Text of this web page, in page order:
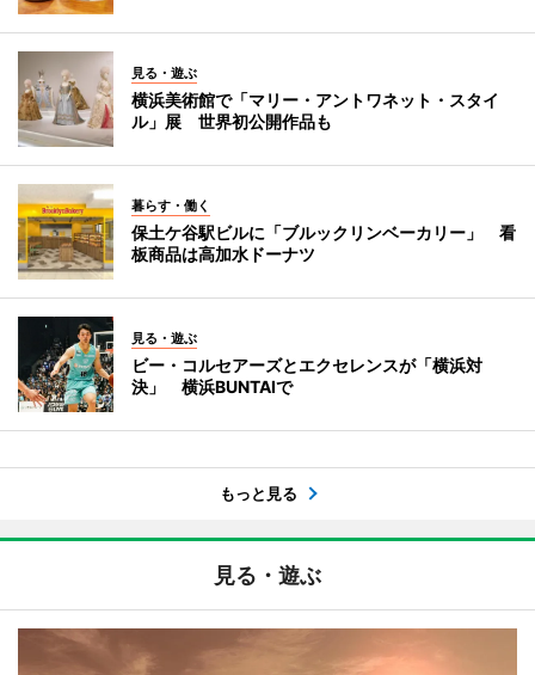
見る・遊ぶ
横浜美術館で「マリー・アントワネット・スタイ
ル」展 世界初公開作品も
暮らす・働く
保土ケ谷駅ビルに「ブルックリンベーカリー」 看
板商品は高加水ドーナツ
見る・遊ぶ
ビー・コルセアーズとエクセレンスが「横浜対
決」 横浜BUNTAIで
もっと見る
見る・遊ぶ